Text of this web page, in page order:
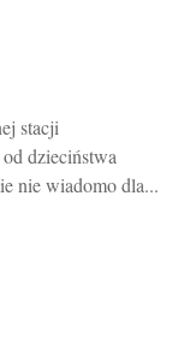
stacji
dzieciństwa
nie wiadomo dla...